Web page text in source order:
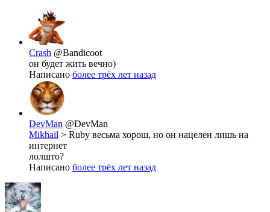
Crash @Bandicoot
он будет жить вечно)
Написано более трёх лет назад
DevMan @DevMan
Mikhail > Ruby весьма хорош, но он нацелен лишь на
интернет
лолшто?
Написано более трёх лет назад